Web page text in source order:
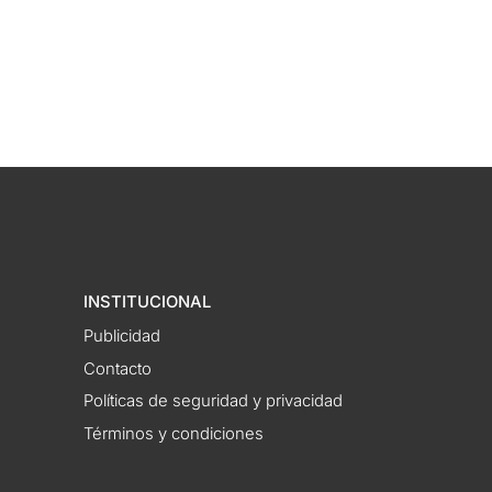
INSTITUCIONAL
Publicidad
Contacto
Políticas de seguridad y privacidad
Términos y condiciones